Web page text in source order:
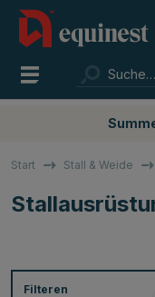
Start Stall & Weide
Filteren